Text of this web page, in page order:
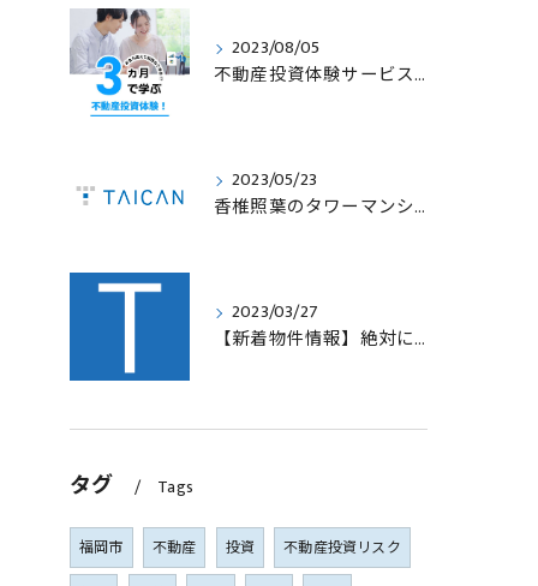
2023/08/05
不動産投資体験サービスのサービス内容を見直します！
2023/05/23
香椎照葉のタワーマンション！高利回りオーナーチェンジ販売します！
2023/03/27
【新着物件情報】絶対に手に入れたい福岡市西中洲の収益テナントビル
タグ Tags
福岡市 不動産 投資
不動産投資リスク